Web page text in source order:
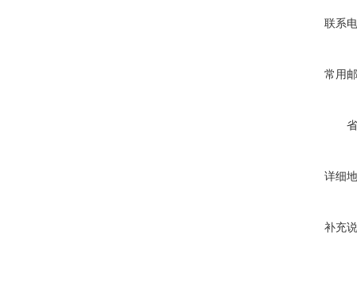
联系
常用
详细
补充